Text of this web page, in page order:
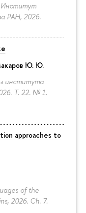
Институт
РАН, 2026.
Ю. Ю.
института
Т. 22. № 1.
approaches to
of the
2026. Ch. 7.